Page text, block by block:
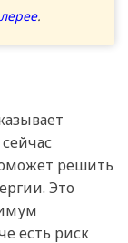
.
решить
Это
есть риск